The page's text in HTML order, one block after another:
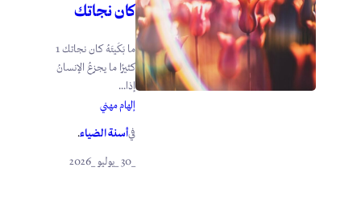
كان نجاتك
ما بَكَيتَهُ كان نجاتك 1
كثيرًا ما يجزعُ الإنسانُ
إذا...
إلهام مهني
فيأسنة الضياء.